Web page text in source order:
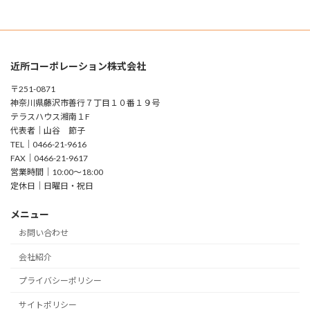
近所コーポレーション株式会社
〒251-0871
神奈川県藤沢市善行７丁目１０番１９号
テラスハウス湘南１F
代表者｜山谷 節子
TEL｜0466-21-9616
FAX｜0466-21-9617
営業時間｜10:00～18:00
定休日｜日曜日・祝日
メニュー
お問い合わせ
会社紹介
プライバシーポリシー
サイトポリシー